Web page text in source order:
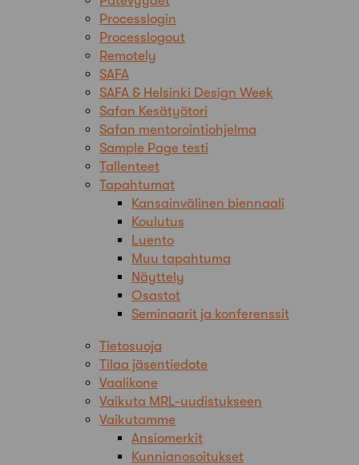
Processlogin
Processlogout
Remotely
SAFA
SAFA & Helsinki Design Week
Safan Kesätyötori
Safan mentorointiohjelma
Sample Page testi
Tallenteet
Tapahtumat
Kansainvälinen biennaali
Koulutus
Luento
Muu tapahtuma
Näyttely
Osastot
Seminaarit ja konferenssit
Tietosuoja
Tilaa jäsentiedote
Vaalikone
Vaikuta MRL-uudistukseen
Vaikutamme
Ansiomerkit
Kunnianosoitukset